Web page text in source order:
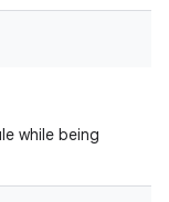
while being